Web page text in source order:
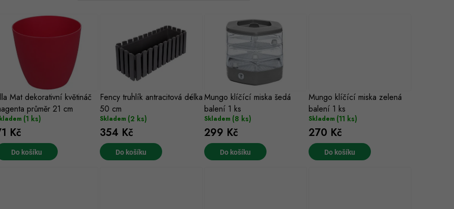
Mat dekorativní květináč
průměr 21 cm
(1 ks)
Kč
Do košíku
Fency truhlík antracitová délka
50 cm
Skladem (2 ks)
354 Kč
Do košíku
Mungo klíčící miska šedá
balení 1 ks
Skladem (8 ks)
299 Kč
Do košíku
Mungo klíčící miska zelená
balení 1 ks
Skladem (11 ks)
270 Kč
Do košíku